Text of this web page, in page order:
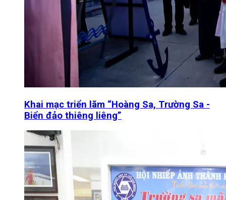
Khai mạc triển lãm “Hoàng Sa, Trường Sa -
Biển đảo thiêng liêng”